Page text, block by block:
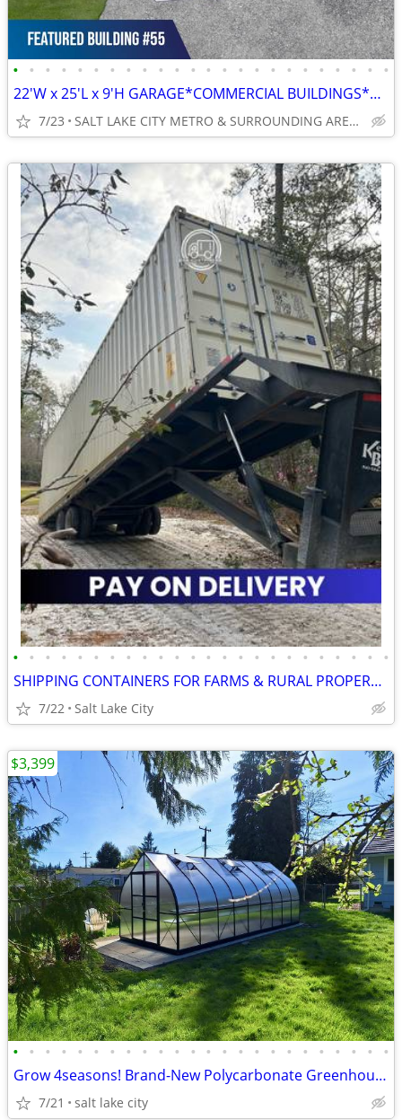
• • • • • • • • • • • • • • • • • • • • • • • •
22'W x 25'L x 9'H GARAGE*COMMERCIAL BUILDINGS*BARNS*RV COVERS
7/23 SALT LAKE CITY METRO & SURROUNDING AREAS
• • • • • • • • • • • • • • • • • • • • • • • •
SHIPPING CONTAINERS FOR FARMS & RURAL PROPERTIES (385) 446-6148
7/22 Salt Lake City
• • • • • • • • • • • • • • • • • • • • • • • •
Grow 4seasons! Brand-New Polycarbonate Greenhouses 7x12–9x42
7/21 salt lake city
$3,399